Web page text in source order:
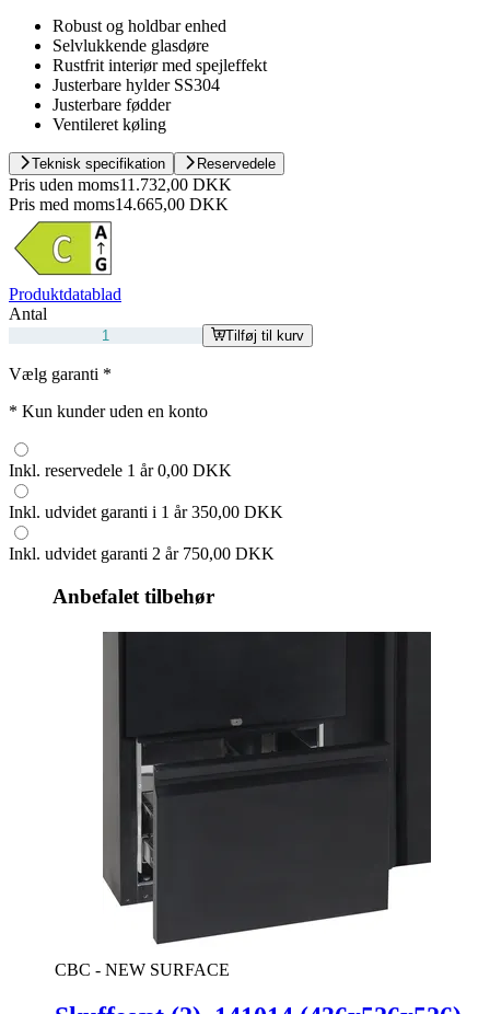
Robust og holdbar enhed
Selvlukkende glasdøre
Rustfrit interiør med spejleffekt
Justerbare hylder SS304
Justerbare fødder
Ventileret køling
Teknisk specifikation Reservedele
Pris uden moms11.732,00 DKK
Pris med moms14.665,00 DKK
Produktdatablad
Antal
Tilføj til kurv
Vælg garanti *
* Kun kunder uden en konto
Inkl. reservedele 1 år0,00 DKK
Inkl. udvidet garanti i 1 år350,00 DKK
Inkl. udvidet garanti 2 år 750,00 DKK
Anbefalet tilbehør
CBC - NEW SURFACE